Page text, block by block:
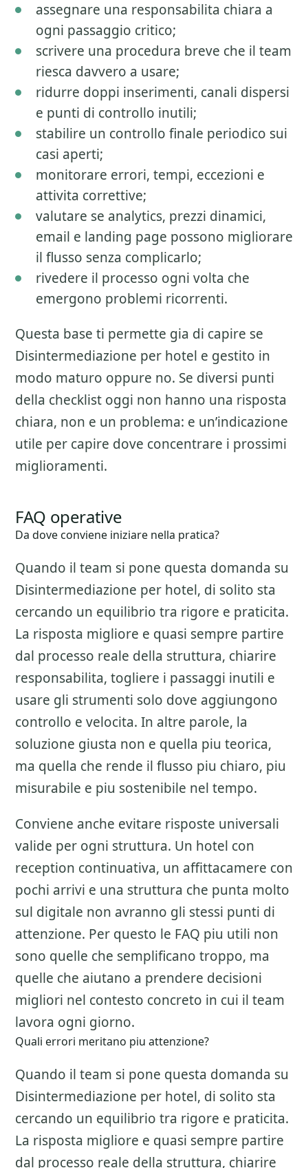
assegnare una responsabilita chiara a
ogni passaggio critico;
scrivere una procedura breve che il team
riesca davvero a usare;
ridurre doppi inserimenti, canali dispersi
e punti di controllo inutili;
stabilire un controllo finale periodico sui
casi aperti;
monitorare errori, tempi, eccezioni e
attivita correttive;
valutare se analytics, prezzi dinamici,
email e landing page possono migliorare
il flusso senza complicarlo;
rivedere il processo ogni volta che
emergono problemi ricorrenti.
Questa base ti permette gia di capire se
Disintermediazione per hotel e gestito in
modo maturo oppure no. Se diversi punti
della checklist oggi non hanno una risposta
chiara, non e un problema: e un’indicazione
utile per capire dove concentrare i prossimi
miglioramenti.
FAQ operative
Da dove conviene iniziare nella pratica?
Quando il team si pone questa domanda su
Disintermediazione per hotel, di solito sta
cercando un equilibrio tra rigore e praticita.
La risposta migliore e quasi sempre partire
dal processo reale della struttura, chiarire
responsabilita, togliere i passaggi inutili e
usare gli strumenti solo dove aggiungono
controllo e velocita. In altre parole, la
soluzione giusta non e quella piu teorica,
ma quella che rende il flusso piu chiaro, piu
misurabile e piu sostenibile nel tempo.
Conviene anche evitare risposte universali
valide per ogni struttura. Un hotel con
reception continuativa, un affittacamere con
pochi arrivi e una struttura che punta molto
sul digitale non avranno gli stessi punti di
attenzione. Per questo le FAQ piu utili non
sono quelle che semplificano troppo, ma
quelle che aiutano a prendere decisioni
migliori nel contesto concreto in cui il team
lavora ogni giorno.
Quali errori meritano piu attenzione?
Quando il team si pone questa domanda su
Disintermediazione per hotel, di solito sta
cercando un equilibrio tra rigore e praticita.
La risposta migliore e quasi sempre partire
dal processo reale della struttura, chiarire